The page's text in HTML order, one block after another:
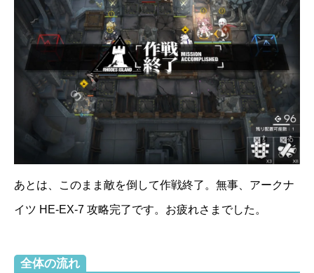
あとは、このまま敵を倒して作戦終了。無事、アークナ
イツ HE-EX-7 攻略完了です。お疲れさまでした。
全体の流れ